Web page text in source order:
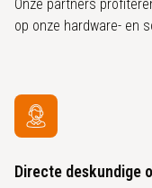
Onze partners
op onze hardware- en
Directe deskundige